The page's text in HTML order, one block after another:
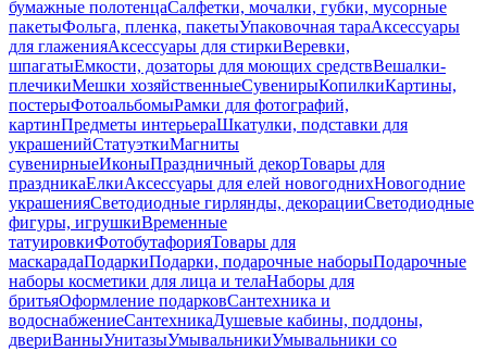
бумажные полотенцаСалфетки, мочалки, губки, мусорные
пакетыФольга, пленка, пакетыУпаковочная тараАксессуары
для глаженияАксессуары для стиркиВеревки,
шпагатыЕмкости, дозаторы для моющих средствВешалки-
плечикиМешки хозяйственныеСувенирыКопилкиКартины,
постерыФотоальбомыРамки для фотографий,
картинПредметы интерьераШкатулки, подставки для
украшенийСтатуэткиМагниты
сувенирныеИконыПраздничный декорТовары для
праздникаЕлкиАксессуары для елей новогоднихНовогодние
украшенияСветодиодные гирлянды, декорацииСветодиодные
фигуры, игрушкиВременные
татуировкиФотобутафорияТовары для
маскарадаПодаркиПодарки, подарочные наборыПодарочные
наборы косметики для лица и телаНаборы для
бритьяОформление подарковСантехника и
водоснабжениеСантехникаДушевые кабины, поддоны,
двериВанныУнитазыУмывальникиУмывальники со